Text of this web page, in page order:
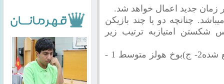
چنانچه دو يا چند بازيكن
شكستن امتيازبه ترتیب زیر
الف) بوخ هولز قطع شده1- ب)بوخ هولز قطع شده2- ج)بوخ هولز متوسط 1 -